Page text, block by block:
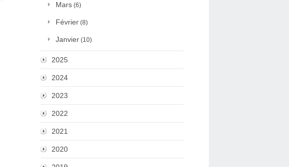
Mars (6)
Février (8)
Janvier (10)
2025
2024
2023
2022
2021
2020